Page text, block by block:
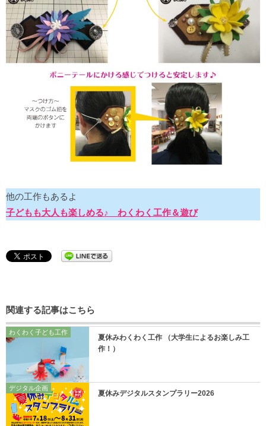
他の工作もあるよ
子どもも大人も楽しめる♪ わくわく工作＆遊び
関連する記事はこちら
わくわく子ども工作
夏休みわくわく工作 （大学生によるお楽しみ工
作！）
デジタル企画
夏休みデジタルスタンプラリー2026